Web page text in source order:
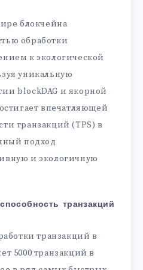
блокчейна
обработки
к экологической
уникальную
blockDAG и якорной
впечатляющей
транзакций (TPS) в
подход
и экологичную
транзакций
транзакций в
5000 транзакций в